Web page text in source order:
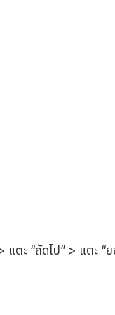
แตะ “ถัดไป” > แตะ “